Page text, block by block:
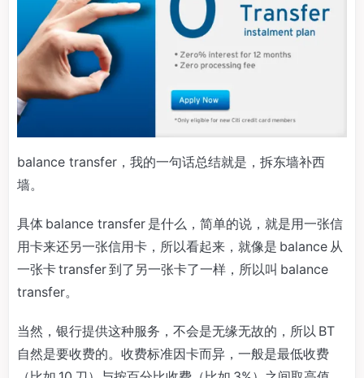
balance transfer，我的一句话总结就是，拆东墙补西
墙。
具体 balance transfer 是什么，简单的说，就是用一张信
用卡来还另一张信用卡，所以看起来，就像是 balance 从
一张卡 transfer 到了另一张卡了一样，所以叫 balance
transfer。
当然，银行提供这种服务，不会是无缘无故的，所以 BT
自然是要收费的。收费标准因卡而异，一般是最低收费